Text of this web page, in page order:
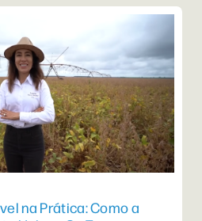
na Prática: Como a